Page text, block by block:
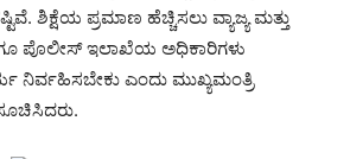
ಶಿಕ್ಷೆಯ ಪ್ರಮಾಣ ಹೆಚ್ಚಿಸಲು ವ್ಯಾಜ್ಯ ಮತ್ತು
ಪೊಲೀಸ್ ಇಲಾಖೆಯ ಅಧಿಕಾರಿಗಳು
ನಿರ್ವಹಿಸಬೇಕು ಎಂದು ಮುಖ್ಯಮಂತ್ರಿ